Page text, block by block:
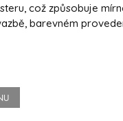
což způsobuje
barevném